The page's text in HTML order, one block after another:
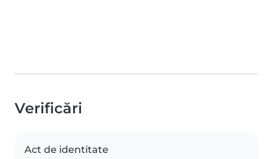
Verificări
Act de identitate